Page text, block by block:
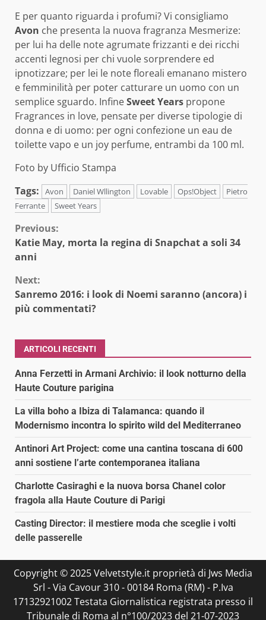
E per quanto riguarda i profumi? Vi consigliamo
Avon che presenta la nuova fragranza Mesmerize:
per lui ha delle note agrumate frizzanti e dei ricchi
accenti legnosi per chi vuole sorprendere ed
ipnotizzare; per lei le note floreali emanano mistero
e femminilità per poter catturare un uomo con un
semplice sguardo. InfineSweet Years propone
Fragrances in love, pensate per diverse tipologie di
donna e di uomo: per ogni confezione un eau de
toilette vapo e un joy perfume, entrambi da 100 ml.
Foto by Ufficio Stampa
Tags:
Avon Daniel Wllington Lovable Ops!Object
Pietro
Ferrante
Sweet Years
Continue
Reading
Previous:
Katie May, morta la regina di Snapchat a soli 34
anni
Next:
Sanremo 2016: i look di Noemi saranno (ancora) i
più commentati?
ARTICOLI RECENTI
Anna Ferzetti in Armani Archivio: il look notturno della
Haute Couture parigina
La villa boho a Ibiza di Talamanca: quando il
Modernismo incontra lo spirito wild del Mediterraneo
Antinori Art Project: come una cantina toscana di 600
anni sostiene l’arte contemporanea italiana
Charlotte Casiraghi e la nuova borsa Chanel color
fragola alla Haute Couture di Parigi
Casting Director: il mestiere moda che sceglie i volti
delle passerelle
Copyright © 2025 Velvetstyle.it proprietà di Jws Media
Srl - Via Cavour 310 - 00184 Roma (RM) - P.Iva
17132921002 Testata Giornalistica registrata presso il
Tribunale di Roma al n°100/2023 del 21-07-2023